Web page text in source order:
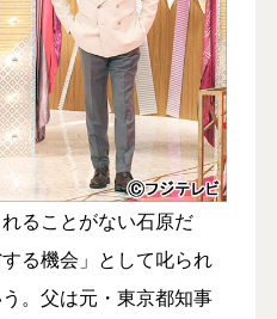
ることがない石原だ
る機会」として叱られ
。父は元・東京都知事